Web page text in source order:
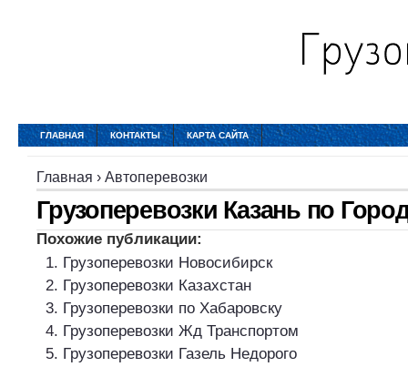
ГЛАВНАЯ КОНТАКТЫ КАРТА САЙТА
Главная › Автоперевозки
Грузоперевозки Казань по
Похожие публикации:
Грузоперевозки Новосибирск
Грузоперевозки Казахстан
Грузоперевозки по Хабаровску
Грузоперевозки Жд Транспортом
Грузоперевозки Газель Недорого